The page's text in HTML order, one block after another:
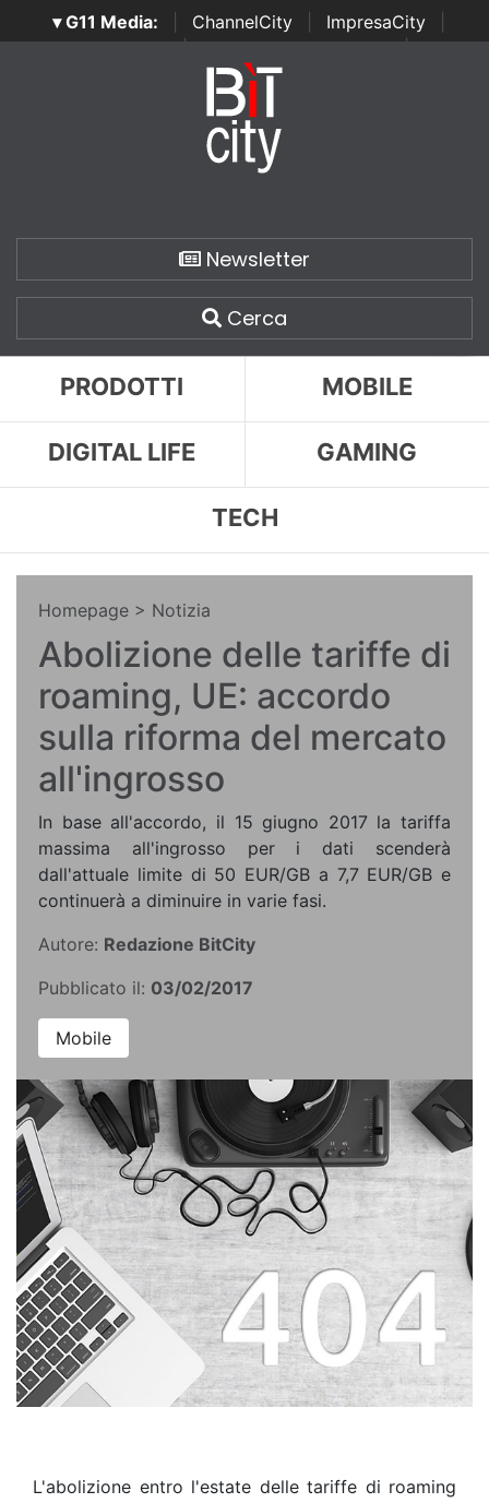
▾ G11 Media: ChannelCity ImpresaCity
SecurityOpenLab | Italian Channel Awards | Italian
Italian Security Awards
Newsletter
Cerca
PRODOTTI MOBILE
DIGITAL LIFE GAMING
TECH
Homepage > Notizia
Abolizione delle tariffe di
roaming, UE: accordo
sulla riforma del mercato
all'ingrosso
In base all'accordo, il 15 giugno 2017 la tariffa
massima all'ingrosso per i dati scenderà
dall'attuale limite di 50 EUR/GB a 7,7 EUR/GB e
continuerà a diminuire in varie fasi.
Autore: Redazione BitCity
Pubblicato il: 03/02/2017
Mobile
L'abolizione entro l'estate delle tariffe di roaming